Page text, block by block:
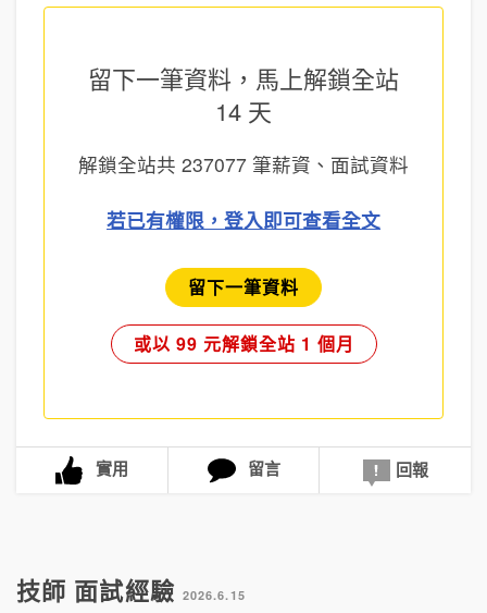
留下一筆資料，馬上解鎖全站
14 天
解鎖全站共 237077 筆薪資、面試資料
若已有權限，登入即可查看全文
留下一筆資料
或以 99 元解鎖全站 1 個月
實用 留言 回報
技師 面試經驗 2026.6.15